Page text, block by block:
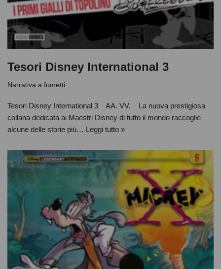
Tesori Disney International 3
Narrativa a fumetti
Tesori Disney International 3 AA. VV. La nuova prestigiosa
collana dedicata ai Maestri Disney di tutto il mondo raccoglie
alcune delle storie più… Leggi tutto »